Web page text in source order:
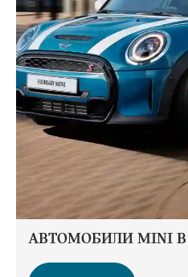
АВТОМОБИЛИ MINI